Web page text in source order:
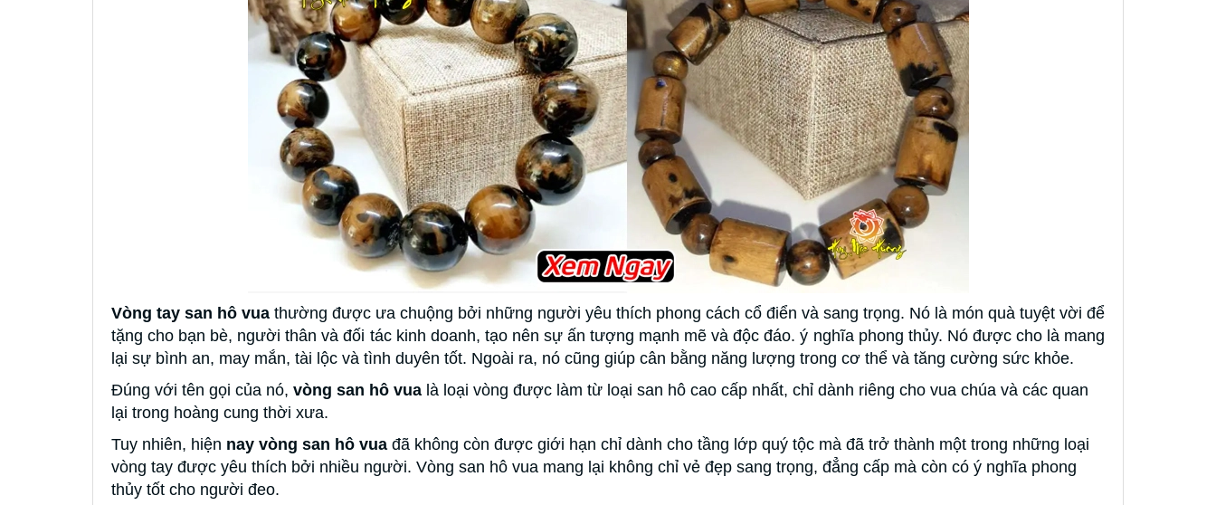
Vòng tay san hô vua thường được ưa chuộng bởi những người yêu thích phong cách cổ điển và sang trọng. Nó là món quà tuyệt vời để
tặng cho bạn bè, người thân và đối tác kinh doanh, tạo nên sự ấn tượng mạnh mẽ và độc đáo. ý nghĩa phong thủy. Nó được cho là mang
lại sự bình an, may mắn, tài lộc và tình duyên tốt. Ngoài ra, nó cũng giúp cân bằng năng lượng trong cơ thể và tăng cường sức khỏe.
Đúng với tên gọi của nó, vòng san hô vua là loại vòng được làm từ loại san hô cao cấp nhất, chỉ dành riêng cho vua chúa và các quan
lại trong hoàng cung thời xưa.
Tuy nhiên, hiện nay vòng san hô vua đã không còn được giới hạn chỉ dành cho tầng lớp quý tộc mà đã trở thành một trong những loại
vòng tay được yêu thích bởi nhiều người. Vòng san hô vua mang lại không chỉ vẻ đẹp sang trọng, đẳng cấp mà còn có ý nghĩa phong
thủy tốt cho người đeo.